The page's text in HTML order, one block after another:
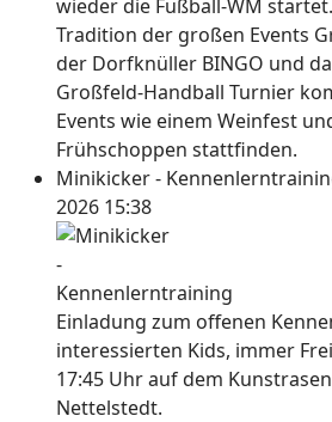
wieder die Fußball-WM
Tradition der großen Events
der Dorfknüller BINGO und
Großfeld-Handball Turnier
Events wie einem Weinfest
Frühschoppen stattfinden.
Minikicker -
2026 15:38
Einladung zum offenen
interessierten Kids, immer
17:45 Uhr auf dem
Nettelstedt.